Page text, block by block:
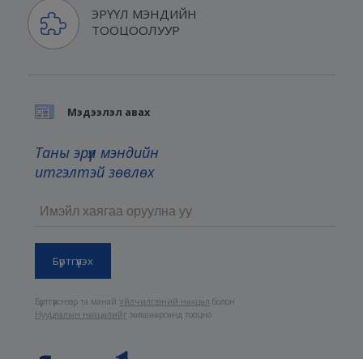
ЭРҮҮЛ МЭНДИЙН
ТООЦООЛУУР
Мэдээлэл авах
Таны эрүүл мэндийн
итгэлтэй зөвлөх
Бүртгүүлснээр та манайҮйлчилгээний нөхцөл болон
Нууцлалын нөхцөлийг зөвшөөрсөнд тооцно.